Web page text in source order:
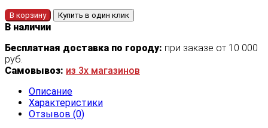
В корзину Купить в один клик
В наличии
Бесплатная доставка по городу: при заказе от 10 000
руб.
Самовывоз: из 3х магазинов
Описание
Характеристики
Отзывов (0)